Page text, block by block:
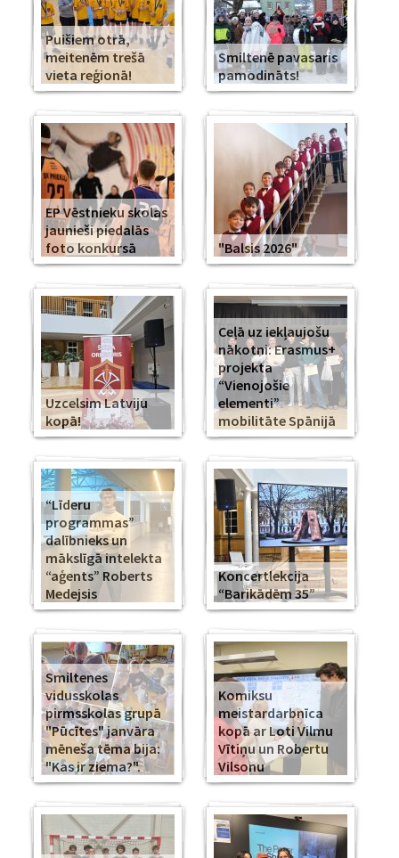
Puišiem otrā,
meitenēm trešā
vieta reģionā!
Smiltenē pavasaris
pamodināts!
EP Vēstnieku skolas
jaunieši piedalās
foto konkursā
"Balsis 2026"
Uzcelsim Latviju
kopā!
Ceļā uz iekļaujošu
nākotni: Erasmus+
projekta
“Vienojošie
elementi”
mobilitāte Spānijā
“Līderu
programmas”
dalībnieks un
mākslīgā intelekta
“aģents” Roberts
Medejsis
Koncertlekcija
“Barikādēm 35”
Smiltenes
vidusskolas
pirmsskolas grupā
"Pūcītes" janvāra
mēneša tēma bija:
"Kas ir ziema?".
Komiksu
meistardarbnīca
kopā ar Loti Vilmu
Vītiņu un Robertu
Vilsonu